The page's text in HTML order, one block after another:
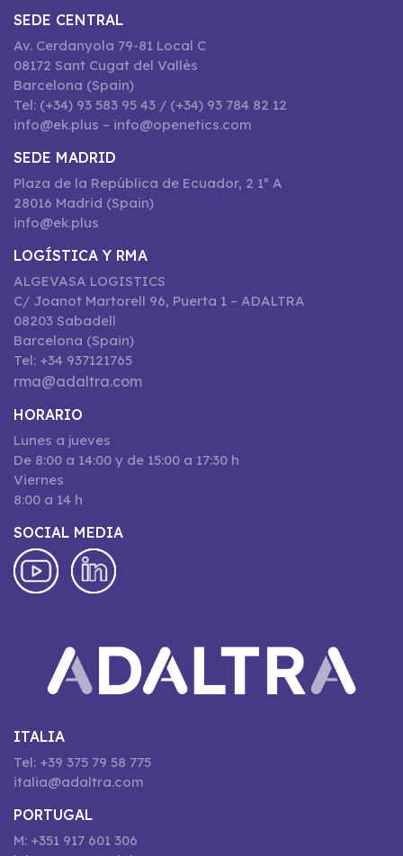
SEDE CENTRAL
Av. Cerdanyola 79-81 Local C
08172 Sant Cugat del Vallès
Barcelona (Spain)
Tel: (+34) 93 583 95 43 / (+34) 93 784 82 12
info@ek.plus – info@openetics.com
SEDE MADRID
Plaza de la República de Ecuador, 2 1º A
28016 Madrid (Spain)
info@ek.plus
LOGÍSTICA Y RMA
ALGEVASA LOGISTICS
C/ Joanot Martorell 96, Puerta 1 – ADALTRA
08203 Sabadell
Barcelona (Spain)
Tel: +34 937121765
rma@adaltra.com
HORARIO
Lunes a jueves
De 8:00 a 14:00 y de 15:00 a 17:30 h
Viernes
8:00 a 14 h
SOCIAL MEDIA
ITALIA
Tel: +39 375 79 58 775
italia@adaltra.com
PORTUGAL
M: +351 917 601 306